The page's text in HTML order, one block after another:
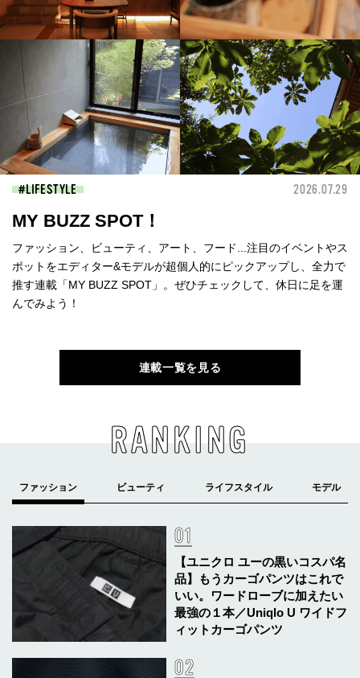
LIFESTYLE 2026.07.29
MY BUZZ SPOT！
ファッション、ビューティ、アート、フード...注目のイベントやス
ポットをエディター&モデルが超個人的にピックアップし、全力で
推す連載「MY BUZZ SPOT」。ぜひチェックして、休日に足を運
んでみよう！
連載一覧を見る
RANKING
【ユニクロ ユーの黒いコスパ名
品】もうカーゴパンツはこれで
いい。ワードローブに加えたい
最強の１本／Uniqlo U ワイドフ
ィットカーゴパンツ